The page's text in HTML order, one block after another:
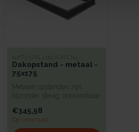
NATUURLIJKLICHT.NL
Dakopstand - metaal -
75x175
Metalen opstanden zijn
bijzonder stevig, onbrandbaar
€345,58
Op voorraad